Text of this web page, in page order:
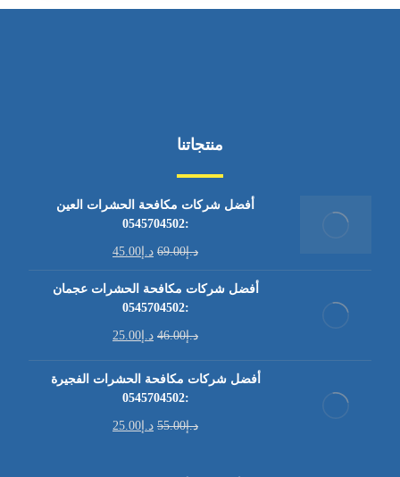
منتجاتنا
أفضل شركات مكافحة الحشرات العين
:0545704502
د.إ69.00 د.إ 45.00
أفضل شركات مكافحة الحشرات عجمان
:0545704502
د.إ46.00 د.إ 25.00
أفضل شركات مكافحة الحشرات الفجيرة
:0545704502
د.إ55.00 د.إ 25.00